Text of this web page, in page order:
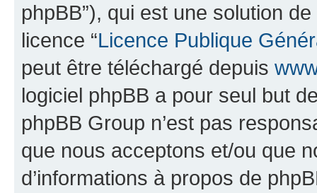
phpBB”), qui est une solution
licence “Licence Publique
peut être téléchargé depuis
logiciel phpBB a pour seul but
phpBB Group n’est pas
que nous acceptons et/ou que
d’informations à propos de